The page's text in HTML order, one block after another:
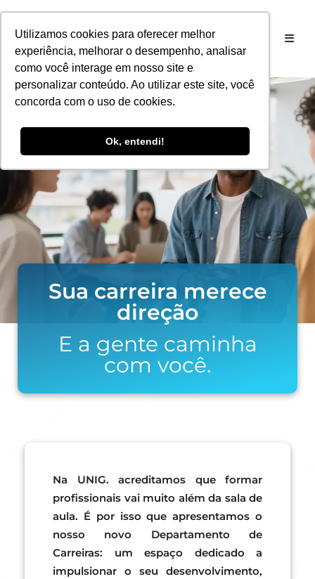
Utilizamos cookies para oferecer melhor
experiência, melhorar o desempenho, analisar
como você interage em nosso site e
personalizar conteúdo. Ao utilizar este site, você
concorda com o uso de cookies.
Ok, entendi!
Sua carreira merece
direção
E a gente caminha
com você.
Na UNIG. acreditamos que formar
profissionais vai muito além da sala de
aula. É por isso que apresentamos o
nosso novo Departamento de
Carreiras: um espaço dedicado a
impulsionar o seu desenvolvimento,